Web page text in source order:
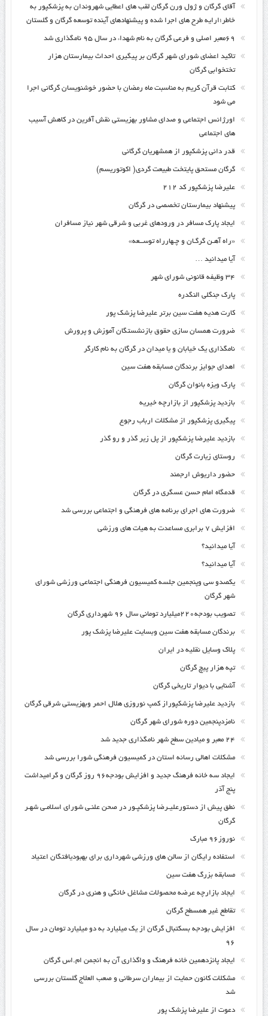
آقای گرگان و ژول ورن گرگان لقب های اعطایی شهروندان به پزشکپور به
خاطر؛ارایه طرح های اجرا شده و پیشنهادهای آینده توسعه گرگان و گلستان
۶۹معبر اصلی و فرعی گرگان به نام شهداء در سال ۹۵ نامگذاری شد
تاکید اعضای شورای شهر گرگان بر پیگیری احداث بیمارستان هزار
تختخوابی گرگان
کتابت قرآن کریم به مناسبت ماه رمضان با حضور خوشنویسان گرگانی اجرا
می شود
اورژانس اجتماعی و صدای مشاور بهزیستی نقش آفرین در کاهش آسیب
های اجتماعی
قدر دانی پزشکپور از همشهریان گرگانی
گرگان مستحق پایتخت طبیعت گردی( اکوتوریسم)
علیرضا پزشکپور کد ۲۱۲
پیشنهاد بیمارستان تخصصی در گرگان
ایجاد پارک مسافر در ورودهای غربی و شرقی شهر نیاز مسافران
«راه آهـن گرگـان و چـهارراه توســعه»
آیا میدانید …
۳۴ وظیفه قانونی شورای شهر
پارک جنگلی النگدره
کارت هدیه هفت سین برتر علیرضا پزشک پور
ضرورت همسان سازی حقوق بازنشستگان آموزش و پرورش
نامگذاری یک خیابان و یا میدان در گرگان به نام کارگر
اهدای جوایز برندگان مسابقه هفت سین
پارک ویزه بانوان گرگان
بازدید پزشکپور از بازارچه خیریه
پیگیری پزشکپور از مشکلات ارباب رجوع
بازدید علیرضا پزشکپور از پل زیر گذر و رو گذر
روستای زیارت گرگان
حضور داریوش ارجمند
قدمگاه امام حسن عسگری در گرگان
ضرورت های اجرای برنامه های فرهنگی و اجتماعی بررسی شد
افزایش ۷ برابری مساعدت به هیات های ورزشی
آیا میدانید؟
آیا میدانید؟
یکصدو سی وپنجمین جلسه کمیسیون فرهنگی اجتماعی ورزشی شورای
شهر گرگان
تصویب بودجه۲۲۰میلیارد تومانی سال ۹۶ شهرداری گرگان
برندگان مسابقه هفت سین وبسایت علیرضا پزشک پور
پلاک وسایل نقلیه در ایران
تپه هزار پیچ گرگان
آشنایی با دیوار تاریخی گرگان
بازدید علیرضا پزشکپوراز کمپ نوروزی هلال احمر وبهزیستی شرقی گرگان
نامزدپنجمین دوره شورای شهر گرگان
۲۴ معبر و میادین سطح شهر نامگذاری جدید شد
مشکلات اهالی رسانه استان در کمیسیون فرهنگی شورا بررسی شد
ایجاد سه خانه فرهنگ جدید و افزایش بودجه۹۶ روز گرگان و گرامیداشت
پنج آذر
نطق پیش از دستورعلیـرضا پزشکپـور در صحن علنـی شورای اسلامـی شهـر
گرگان
نوروز۹۶ مبارک
استفاده رایگان از سالن های ورزشی شهرداری برای بهبودیافتگان اعتیاد
مسابقه بزرگ هفت سین
ایجاد بازارچه عرضه محصولات مشاغل خانگی و هنری در گرگان
تقاطع غیر همسطح گرگان
افزایش بودجه بسکتبال گرگان از یک میلیارد به دو میلیارد تومان در سال
۹۶
ایجاد پانزدهمین خانه فرهنگ و واگذاری آن به انجمن ام.اس گرگان
مشکلات کانون حمایت از بیماران سرطانی و صعب العلاج گلستان بررسی
شد
دعوت از علیرضا پزشک پور